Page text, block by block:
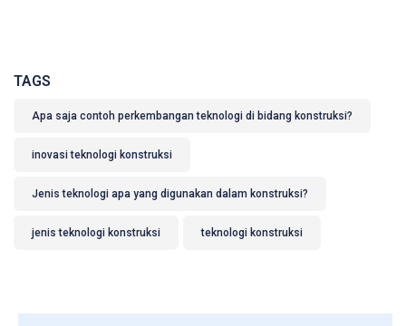
TAGS
Apa saja contoh perkembangan teknologi di bidang konstruksi?
inovasi teknologi konstruksi
Jenis teknologi apa yang digunakan dalam konstruksi?
jenis teknologi konstruksi teknologi konstruksi